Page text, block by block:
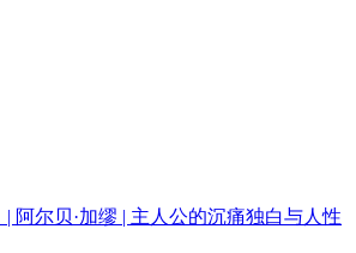
| 阿尔贝·加缪 | 主人公的沉痛独白与人性